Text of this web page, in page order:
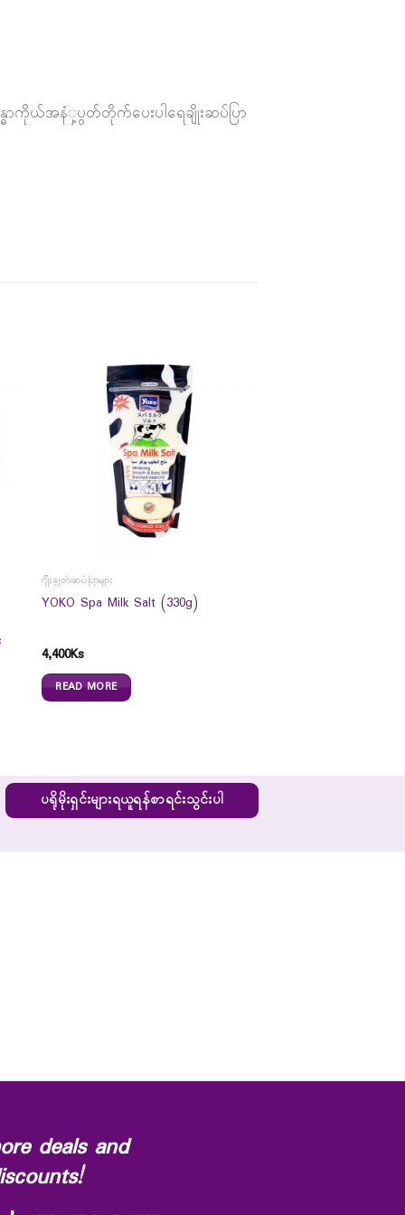
ာကိုယ်အနံှ့ပွတ်တိုက်ပေးပါရေချိုးဆပ်ပြာ
ဂျီးချွတ်ဆပ်ပြာများ
YOKO Spa Milk Salt (330g)
4,400Ks
READ MORE
ပရိုမိုးရှင်းများရယူရန်စာရင်းသွင်းပါ
deals and